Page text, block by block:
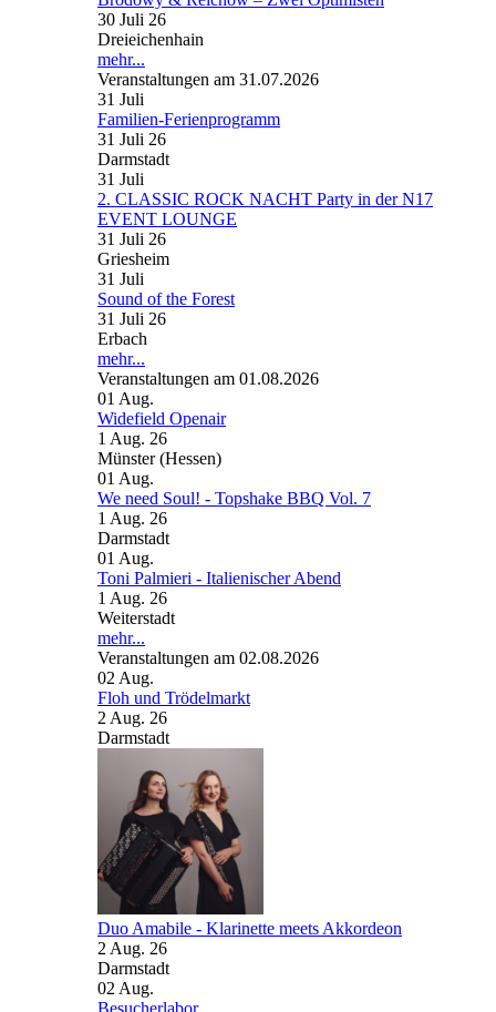
30 Juli 26
Dreieichenhain
mehr...
Veranstaltungen am 31.07.2026
31 Juli
Familien-Ferienprogramm
31 Juli 26
Darmstadt
31 Juli
2. CLASSIC ROCK NACHT Party in der N17
EVENT LOUNGE
31 Juli 26
Griesheim
31 Juli
Sound of the Forest
31 Juli 26
Erbach
mehr...
Veranstaltungen am 01.08.2026
01 Aug.
Widefield Openair
1 Aug. 26
Münster (Hessen)
01 Aug.
We need Soul! - Topshake BBQ Vol. 7
1 Aug. 26
Darmstadt
01 Aug.
Toni Palmieri - Italienischer Abend
1 Aug. 26
Weiterstadt
mehr...
Veranstaltungen am 02.08.2026
02 Aug.
Floh und Trödelmarkt
2 Aug. 26
Darmstadt
Duo Amabile - Klarinette meets Akkordeon
2 Aug. 26
Darmstadt
02 Aug.